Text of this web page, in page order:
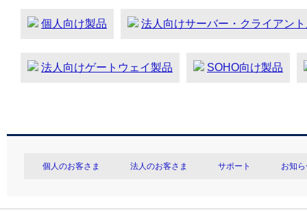
個人向け製品 法人向けサーバー・クライアン
法人向けゲートウェイ製品 SOHO向け製品
個人のお客さま 法人のお客さま サポート お知